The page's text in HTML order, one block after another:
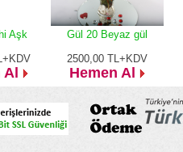
Aşk
Gül 20 Beyaz gül
2500,00 TL+KDV
Hemen Al